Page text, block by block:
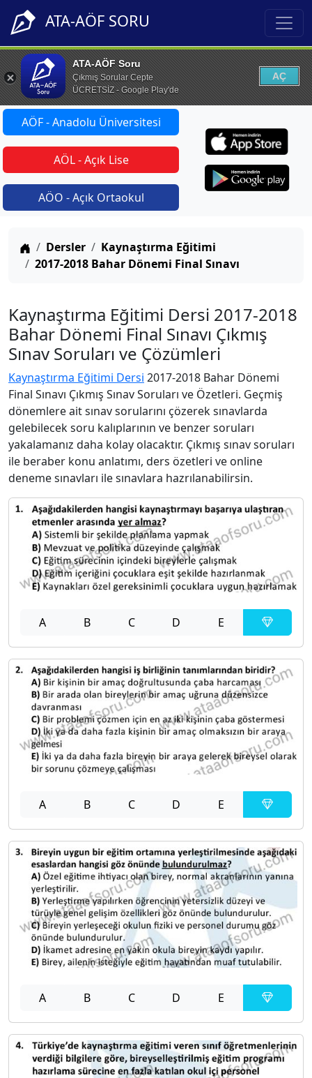
ATA-AÖF SORU
ATA-AÖF Soru
Çıkmış Sorular Cepte
ÜCRETSİZ - Google Play'de
AÇ
AÖF - Anadolu Üniversitesi
AÖL - Açık Lise
AÖO - Açık Ortaokul
Anasayfa
Dersler
Kaynaştırma Eğitimi
2017-2018 Bahar Dönemi Final Sınavı
Kaynaştırma Eğitimi Dersi 2017-2018
Bahar Dönemi Final Sınavı Çıkmış
Sınav Soruları ve Çözümleri
Kaynaştırma Eğitimi Dersi 2017-2018 Bahar Dönemi
Final Sınavı Çıkmış Sınav Soruları ve Özetleri. Geçmiş
dönemlere ait sınav sorularını çözerek sınavlarda
gelebilecek soru kalıplarının ve benzer soruları
yakalamanız daha kolay olacaktır. Çıkmış sınav soruları
ile beraber konu anlatımı, ders özetleri ve online
deneme sınavları ile sınavlara hazrılanabilirsin.
A B C D E
A B C D E
A B C D E